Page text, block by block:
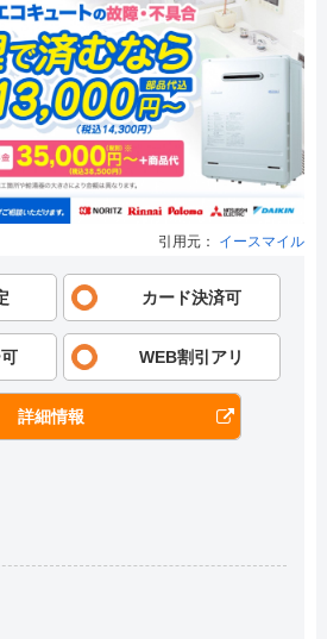
サ
記載なし
宝塚市安倉北3丁目
号
記載なし
宝塚市安倉北3丁目
号
記載なし 宝塚市安倉北3丁目
記載なし
レ
記載なし 宝塚市安倉中2丁目
ン 記載なし 宝塚市安倉中3丁目
記載なし 宝塚市安倉中2丁目
合 記載なし 宝塚市小浜3丁目2-
テ
引用元： イースマイル
カード決済可
WEB割引アリ
詳細情報